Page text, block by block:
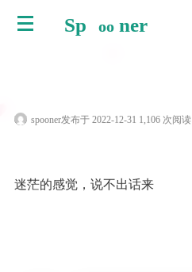
Sp oo ner
spooner发布于 2022-12-31 1,106 次阅读
迷茫的感觉，说不出话来